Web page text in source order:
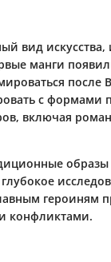
вид
манги
после
с формами
включая
героиням
конфликтами.